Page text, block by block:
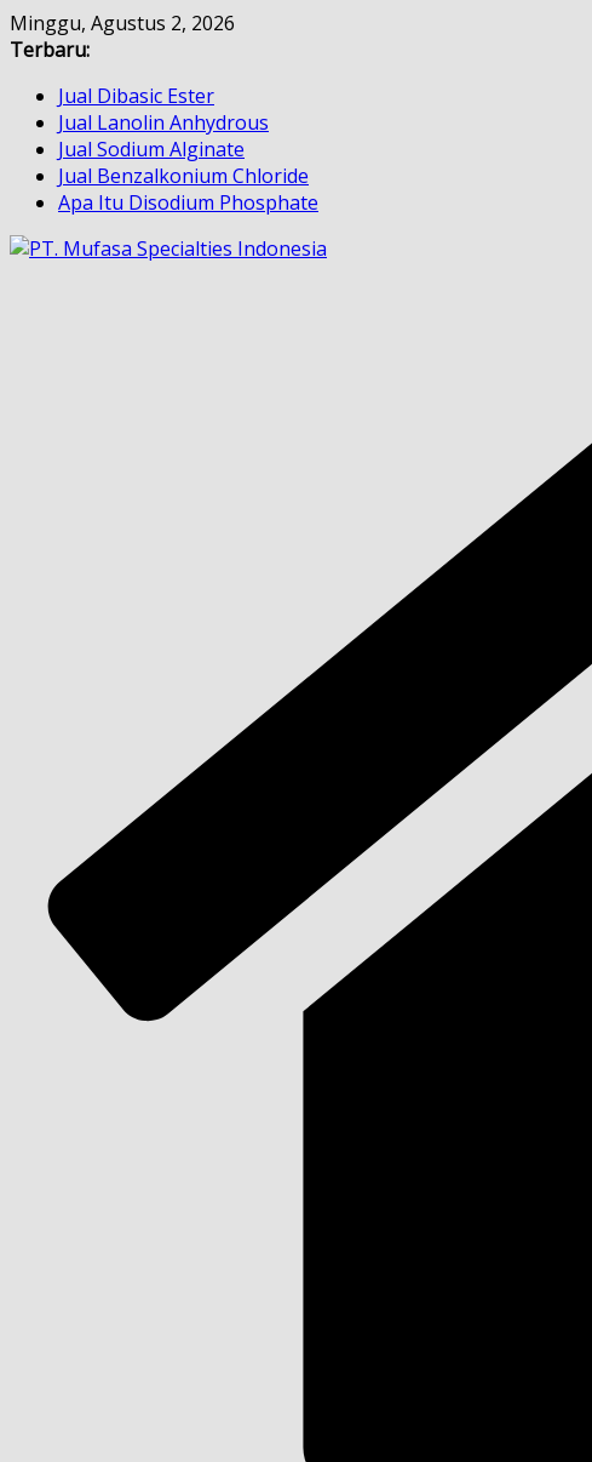
Skip
to
Minggu, Agustus 2, 2026
Terbaru:
Jual Dibasic Ester
Jual Lanolin Anhydrous
Jual Sodium Alginate
Jual Benzalkonium Chloride
Apa Itu Disodium Phosphate